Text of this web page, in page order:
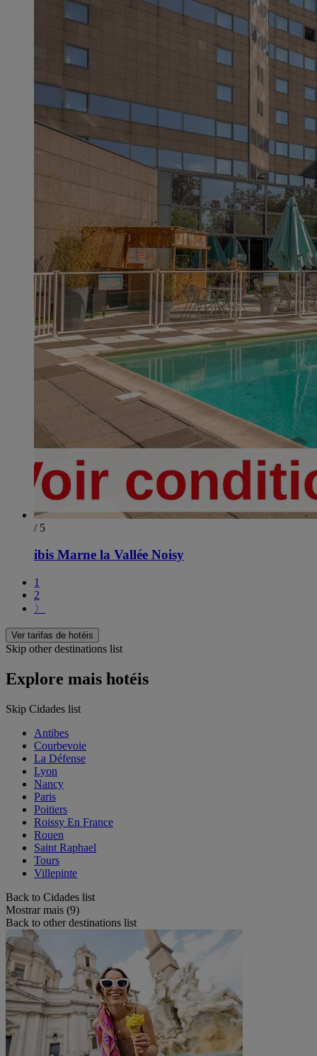
/ 5
ibis Marne la Vallée Noisy
1
2
〉
Ver tarifas de hotéis
Skip other destinations list
Explore mais hotéis
Skip Cidades list
Antibes
Courbevoie
La Défense
Lyon
Nancy
Paris
Poitiers
Roissy En France
Rouen
Saint Raphael
Tours
Villepinte
Back to Cidades list
Mostrar mais (9)
Back to other destinations list